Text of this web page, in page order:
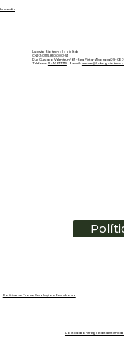
Política de Entrega e data
Políticas de Troca, Devolução e Reembolso
Ludwig Biotecnologia ltda
CNPJ: 01.151.850/0001-53
Rua Gustavo Valente, nº 69 - Bela Vista - Alvorada/RS -
Telefone: 51 - 3483.3335E-mail:
Linkedin